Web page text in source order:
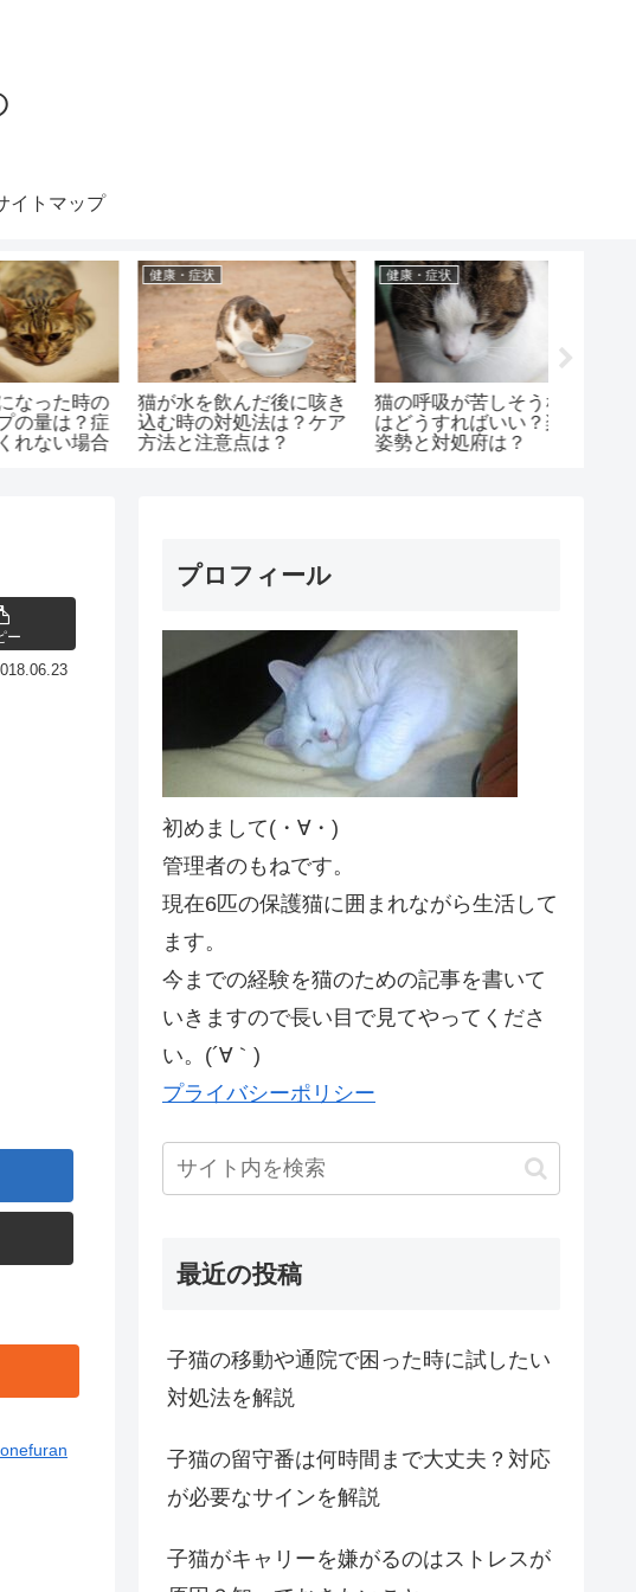
イトマップ
な時
楽な
健康・症状
猫がお腹を見せるのに噛
む理由は？撫で方と注意
点はどうする？
成猫
猫の歯に黒い線があるけ
ど何！？対処法と予防法
ー
プロフィール
初めまして(・∀・)
管理者のもねです。
現在6匹の保護猫に囲まれながら生活して
ます。
今までの経験を猫のための記事を書いて
いきますので長い目で見てやってくださ
い。(´∀｀)
プライバシーポリシー
最近の投稿
子猫の移動や通院で困った時に試したい
対処法を解説
子猫の留守番は何時間まで大丈夫？対応
が必要なサインを解説
子猫がキャリーを嫌がるのはストレスが